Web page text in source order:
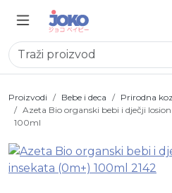
Proizvodi Bebe i deca Prirodna
Azeta Bio organski bebi i dječji
100ml